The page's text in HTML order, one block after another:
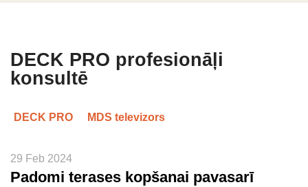
DECK PRO profesionāļi
konsultē
DECK PRO MDS televizors
29 Feb 2024
Padomi terases kopšanai pavasarī